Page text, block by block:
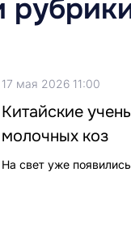
17 мая 2026 11:00
Китайские
молочных коз
На свет уже